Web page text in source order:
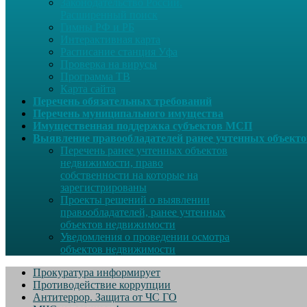
Расписание станция Уфа
Проверка на вирусы
Программа ТВ
Карта сайта
Перечень обязательных требований
Перечень муниципального имущества
Имущественная поддержка субъектов МСП
Выявление правообладателей ранее учтенных
Перечень ранее учтенных объектов
недвижимости, право
собственности на которые на
зарегистрированы
Проекты решений о выявлении
правообладателей, ранее учтенных
объектов недвижимости
Уведомления о проведении осмотра
объектов недвижимости
Прокуратура информирует
Противодействие коррупции
Антитеррор. Защита от ЧС ГО